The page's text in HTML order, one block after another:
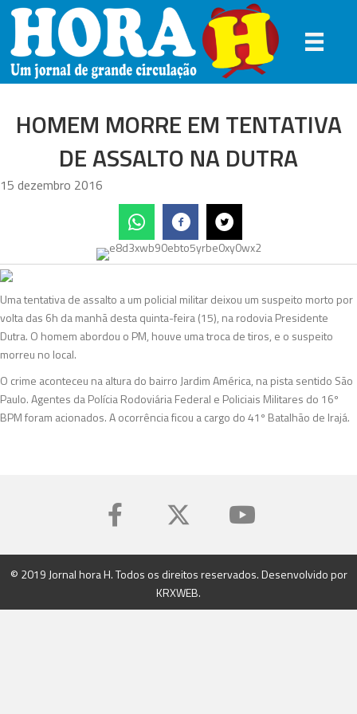
HOMEM MORRE EM TENTATIVA
DE ASSALTO NA DUTRA
15 dezembro 2016
Uma tentativa de assalto a um policial militar deixou um suspeito morto por
volta das 6h da manhã desta quinta-feira (15), na rodovia Presidente
Dutra. O homem abordou o PM, houve uma troca de tiros, e o suspeito
morreu no local.
O crime aconteceu na altura do bairro Jardim América, na pista sentido São
Paulo. Agentes da Polícia Rodoviária Federal e Policiais Militares do 16º
BPM foram acionados. A ocorrência ficou a cargo do 41º Batalhão de Irajá.
© 2019 Jornal hora H. Todos os direitos reservados. Desenvolvido por
KRXWEB.